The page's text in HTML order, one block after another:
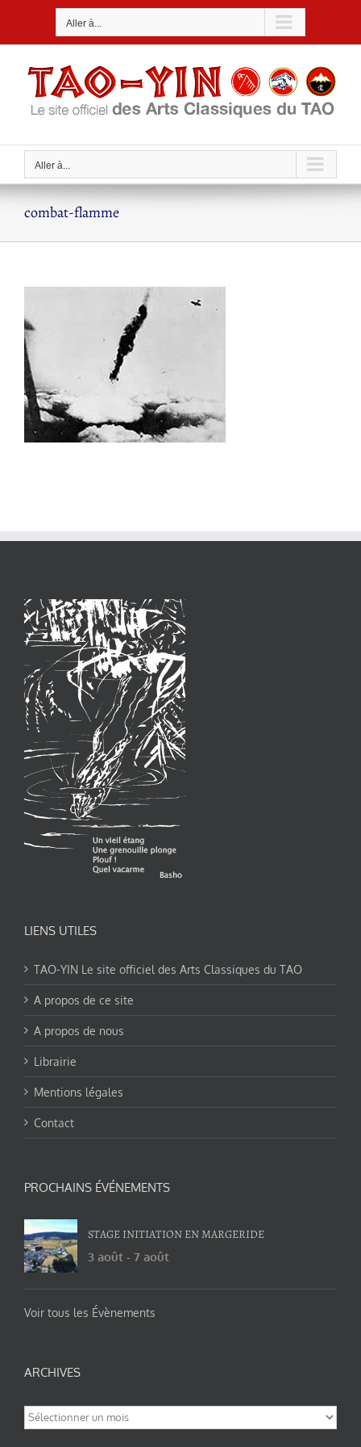
Aller à...
Aller à...
combat-flamme
LIENS UTILES
TAO-YIN Le site officiel des Arts Classiques du TAO
A propos de ce site
A propos de nous
Librairie
Mentions légales
Contact
PROCHAINS ÉVÉNEMENTS
STAGE INITIATION EN MARGERIDE
3 août - 7 août
Voir tous les Évènements
ARCHIVES
Archives